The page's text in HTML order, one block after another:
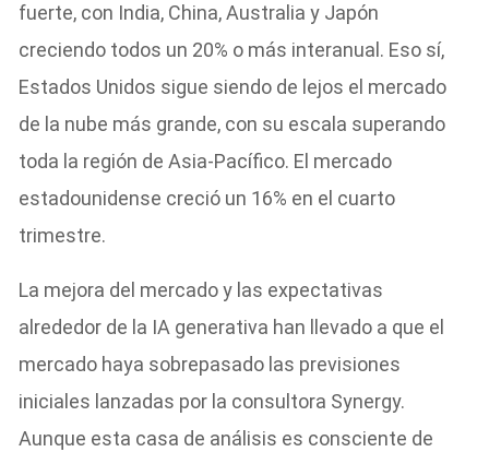
fuerte, con India, China, Australia y Japón
creciendo todos un 20% o más interanual. Eso sí,
Estados Unidos sigue siendo de lejos el mercado
de la nube más grande, con su escala superando
toda la región de Asia-Pacífico. El mercado
estadounidense creció un 16% en el cuarto
trimestre.
La mejora del mercado y las expectativas
alrededor de la IA generativa han llevado a que el
mercado haya sobrepasado las previsiones
iniciales lanzadas por la consultora Synergy.
Aunque esta casa de análisis es consciente de